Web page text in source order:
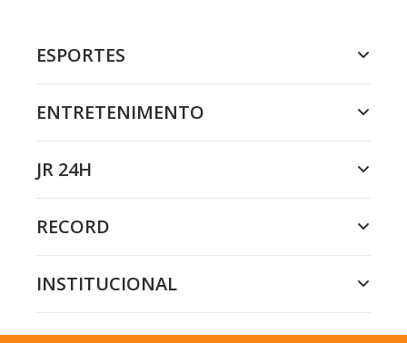
ESPORTES
ENTRETENIMENTO
JR 24H
RECORD
INSTITUCIONAL